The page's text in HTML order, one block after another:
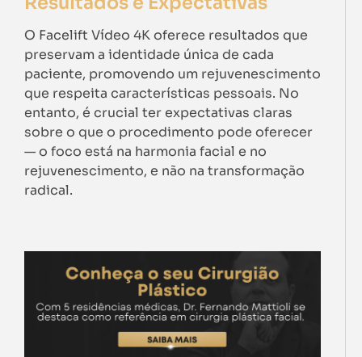
O Facelift Vídeo 4K oferece resultados que
preservam a identidade única de cada
paciente, promovendo um rejuvenescimento
que respeita características pessoais. No
entanto, é crucial ter expectativas claras
sobre o que o procedimento pode oferecer
— o foco está na harmonia facial e no
rejuvenescimento, e não na transformação
radical.